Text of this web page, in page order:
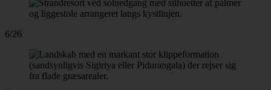
6/26